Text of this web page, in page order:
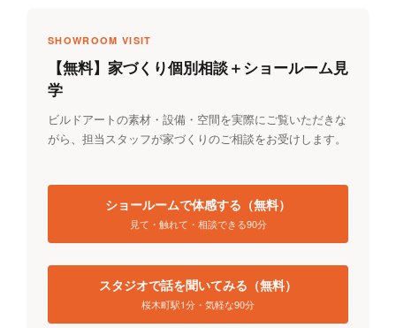
SHOWROOM VISIT
【無料】家づくり個別相談＋ショールーム見
学
ビルドアートの素材・設備・空間を実際にご覧いただきな
がら、担当スタッフが家づくりのご相談をお受けします。
ショールームで体感する（無料）
見て・触れて・相談できる90分
スタジオで話を聞いてみる（無料）
桜木町駅1分・気軽な90分